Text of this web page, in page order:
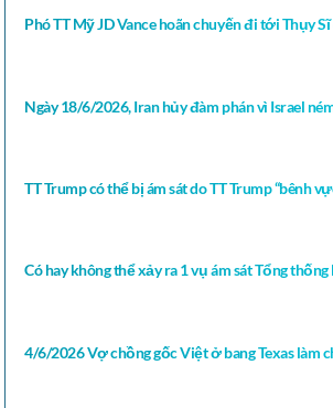
Phó TT Mỹ JD Vance hoãn chuyến đi tới Thụy
Ngày 18/6/2026, Iran hủy đàm phán vì Israel
TT Trump có thể bị ám sát do TT Trump “bênh
Có hay không thể xảy ra 1 vụ ám sát Tổng
4/6/2026 Vợ chồng gốc Việt ở bang Texas làm